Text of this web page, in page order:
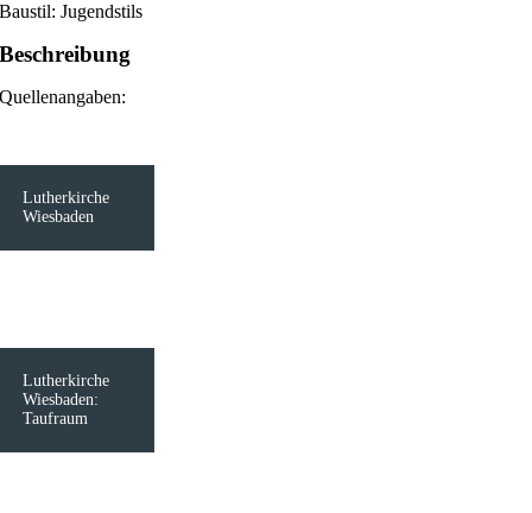
Baustil: Jugendstils
Beschreibung
Quellenangaben:
Lutherkirche
Wiesbaden
Lutherkirche
Wiesbaden:
Taufraum